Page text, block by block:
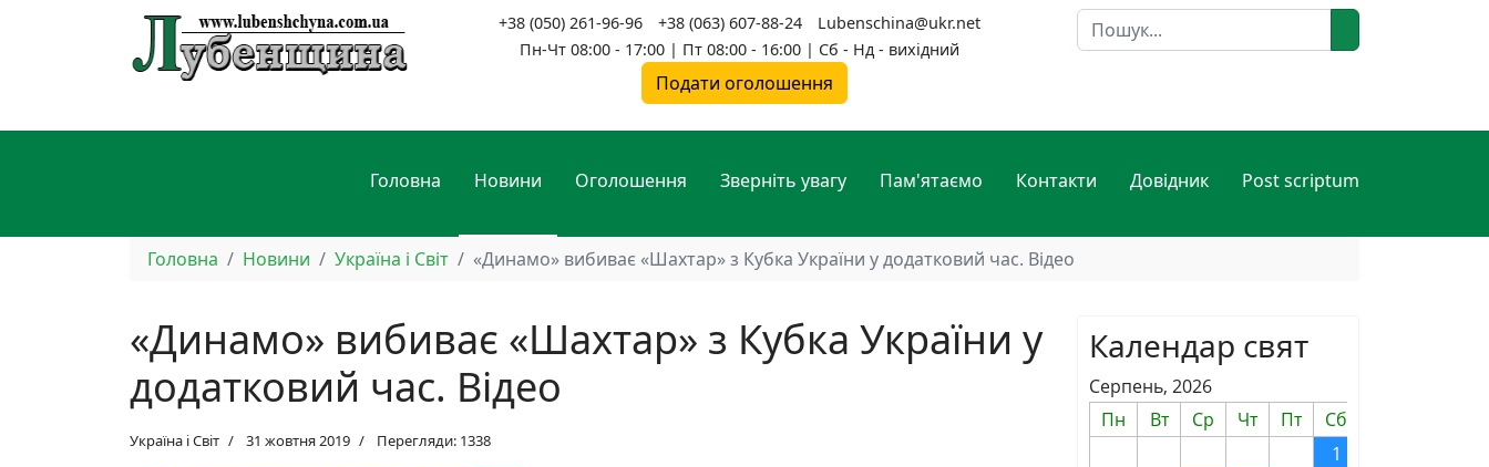
+38 (050) 261-96-96 +38 (063) 607-88-24
Lubenschina@ukr.net
Пн-Чт 08:00 - 17:00 | Пт 08:00 - 16:00 | Сб - Нд - вихідний
Подати оголошення
Пошук
Головна Новини Оголошення Зверніть увагу Пам'ятаємо Контакти Довідник Post scriptum
Головна Новини Україна і Світ «Динамо» вибиває «Шахтар» з Кубка України у додатковий час. Відео
«Динамо» вибиває «Шахтар» з Кубка України у
додатковий час. Відео
Україна і Світ 31 жовтня 2019 Перегляди: 1338
Календар свят
Серпень, 2026
Пн
Вт Ср Чт Пт Сб
1